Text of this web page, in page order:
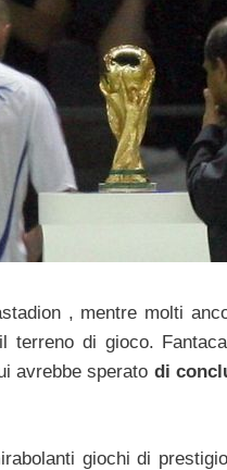
, mentre molti
terreno di gioco.
avrebbe sperato di
giochi di